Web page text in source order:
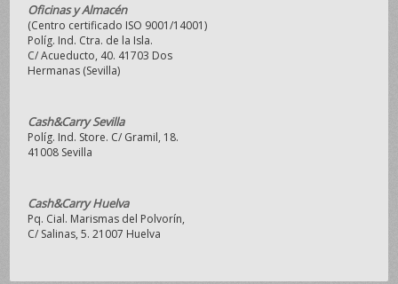
Oficinas y Almacén
(Centro certificado ISO 9001/14001)
Políg. Ind. Ctra. de la Isla.
C/ Acueducto, 40. 41703 Dos
Hermanas (Sevilla)
Cash&Carry Sevilla
Políg. Ind. Store. C/ Gramil, 18.
41008 Sevilla
Cash&Carry Huelva
Pq. Cial. Marismas del Polvorín,
C/ Salinas, 5. 21007 Huelva